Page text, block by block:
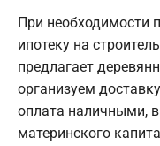
При
ипотеку на
предлагает
организуем
оплата наличными,
материнского